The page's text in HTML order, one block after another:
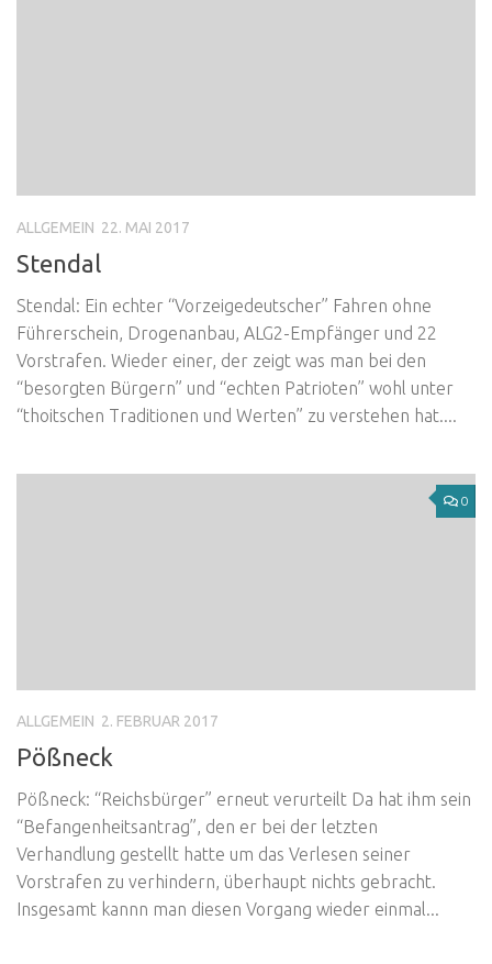
ALLGEMEIN 22. MAI 2017
Stendal
Stendal: Ein echter “Vorzeigedeutscher” Fahren ohne
Führerschein, Drogenanbau, ALG2-Empfänger und 22
Vorstrafen. Wieder einer, der zeigt was man bei den
“besorgten Bürgern” und “echten Patrioten” wohl unter
“thoitschen Traditionen und Werten” zu verstehen hat....
0
ALLGEMEIN 2. FEBRUAR 2017
Pößneck
Pößneck: “Reichsbürger” erneut verurteilt Da hat ihm sein
“Befangenheitsantrag”, den er bei der letzten
Verhandlung gestellt hatte um das Verlesen seiner
Vorstrafen zu verhindern, überhaupt nichts gebracht.
Insgesamt kannn man diesen Vorgang wieder einmal...